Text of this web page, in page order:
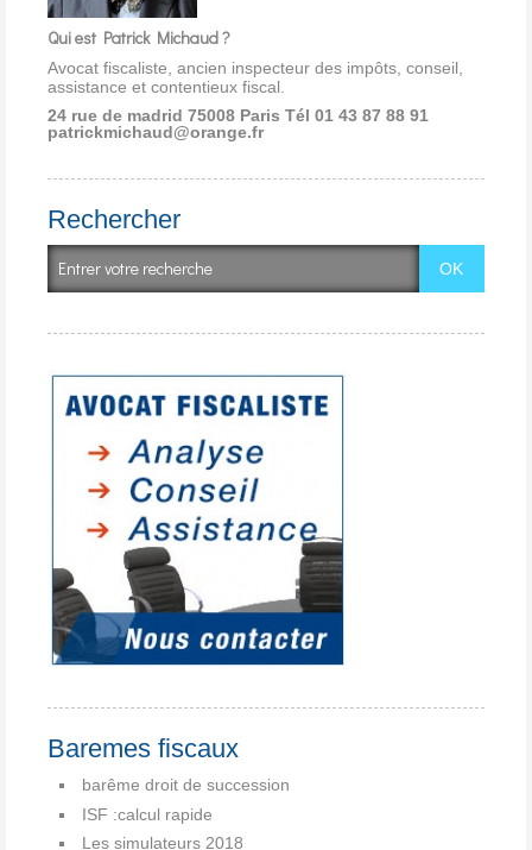
Qui est Patrick Michaud ?
Avocat fiscaliste, ancien inspecteur des impôts, conseil,
assistance et contentieux fiscal.
24 rue de madrid 75008 Paris Tél 01 43 87 88 91
patrickmichaud@orange.fr
Rechercher
Baremes fiscaux
barême droit de succession
ISF :calcul rapide
Les simulateurs 2018